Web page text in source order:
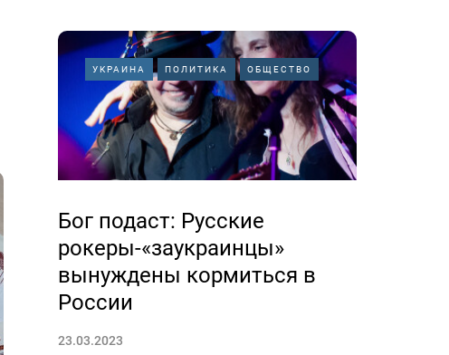
УКРАИНА ПОЛИТИКА ОБЩЕСТВО
Бог подаст: Русские
рокеры-«заукраинцы»
вынуждены кормиться в
России
23.03.2023